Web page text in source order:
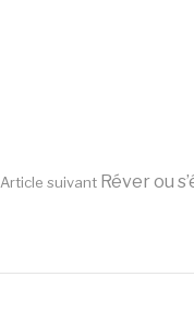
Article suivant Réver ou